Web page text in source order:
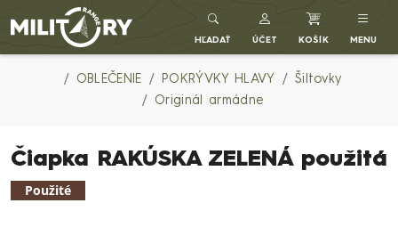
Army shop MILITARY RANGE SK
HĽADAŤ ÚČET KOŠÍK MENU
OBLEČENIE POKRÝVKY HLAVY
Šiltovky
Originál armádne
Čiapka RAKÚSKA ZELENÁ použitá
Použité